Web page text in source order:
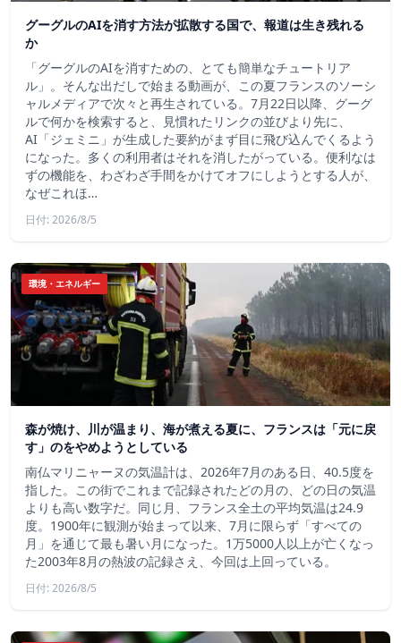
グーグルのAIを消す方法が拡散する国で、報道は生き残れる
か
「グーグルのAIを消すための、とても簡単なチュートリア
ル」。そんな出だしで始まる動画が、この夏フランスのソーシ
ャルメディアで次々と再生されている。7月22日以降、グーグ
ルで何かを検索すると、見慣れたリンクの並びより先に、
AI「ジェミニ」が生成した要約がまず目に飛び込んでくるよう
になった。多くの利用者はそれを消したがっている。便利なは
ずの機能を、わざわざ手間をかけてオフにしようとする人が、
なぜこれほ…
日付: 2026/8/5
環境・エネルギー
森が焼け、川が温まり、海が煮える夏に、フランスは「元に戻
す」のをやめようとしている
南仏マリニャーヌの気温計は、2026年7月のある日、40.5度を
指した。この街でこれまで記録されたどの月の、どの日の気温
よりも高い数字だ。同じ月、フランス全土の平均気温は24.9
度。1900年に観測が始まって以来、7月に限らず「すべての
月」を通じて最も暑い月になった。1万5000人以上が亡くなっ
た2003年8月の熱波の記録さえ、今回は上回っている。
日付: 2026/8/5